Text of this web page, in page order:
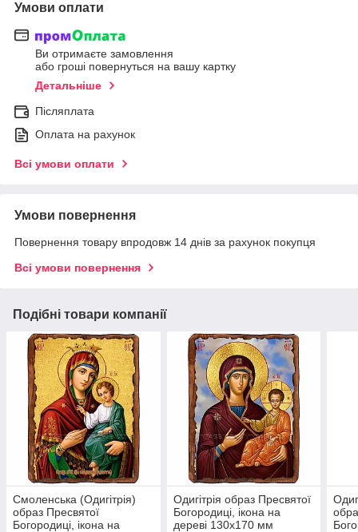
Умови оплати
Ви отримаєте замовлення
або гроші повернуться на вашу картку
Детальніше
Післяплата
Оплата на рахунок
Всі умови оплати
Умови повернення
Повернення товару впродовж 14 днів за рахунок покупця
Всі умови повернення
Подібні товари компанії
Смоленська (Одигітрія)
образ Пресвятої
Богородиці, ікона на
Одигітрія образ Пресвятої
Богородиці, ікона на
дереві 130х170 мм